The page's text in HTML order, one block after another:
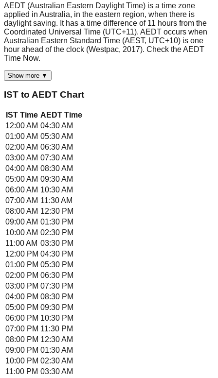
AEDT (Australian Eastern Daylight Time) is a time zone
applied in Australia, in the eastern region, when there is
daylight saving. It has a time difference of 11 hours from the
Coordinated Universal Time (UTC+11). AEDT occurs when
Australian Eastern Standard Time (AEST, UTC+10) is one
hour ahead of the clock (Westpac, 2017). Check the AEDT
Time Now.
Show more ▼
IST to AEDT Chart
IST Time AEDT Time
12:00 AM 04:30 AM
01:00 AM 05:30 AM
02:00 AM 06:30 AM
03:00 AM 07:30 AM
04:00 AM 08:30 AM
05:00 AM 09:30 AM
06:00 AM 10:30 AM
07:00 AM 11:30 AM
08:00 AM 12:30 PM
09:00 AM 01:30 PM
10:00 AM 02:30 PM
11:00 AM 03:30 PM
12:00 PM 04:30 PM
01:00 PM 05:30 PM
02:00 PM 06:30 PM
03:00 PM 07:30 PM
04:00 PM 08:30 PM
05:00 PM 09:30 PM
06:00 PM 10:30 PM
07:00 PM 11:30 PM
08:00 PM 12:30 AM
09:00 PM 01:30 AM
10:00 PM 02:30 AM
11:00 PM 03:30 AM